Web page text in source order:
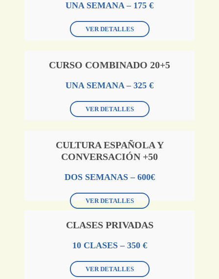
UNA SEMANA – 175 €
VER DETALLES
CURSO COMBINADO 20+5
UNA SEMANA – 325 €
VER DETALLES
CULTURA ESPAÑOLA Y
CONVERSACIÓN +50
DOS SEMANAS – 600€
VER DETALLES
CLASES PRIVADAS
10 CLASES – 350 €
VER DETALLES